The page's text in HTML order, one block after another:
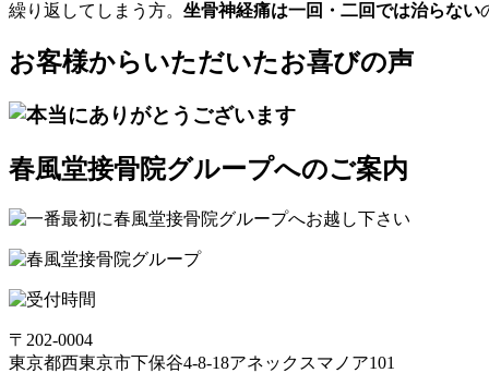
繰り返してしまう方。 坐骨神経痛は一回・二回では治らない
お客様からいただいたお喜びの声
春風堂接骨院グループへのご案内
〒202-0004
東京都西東京市下保谷4-8-18アネックスマノア101